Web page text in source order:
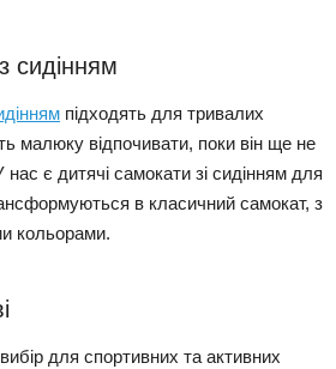
сидінням
підходять для тривалих
малюку відпочивати, поки він ще не
нас є дитячі самокати зі сидінням для
в класичний самокат, з
кольорами.
для спортивних та активних